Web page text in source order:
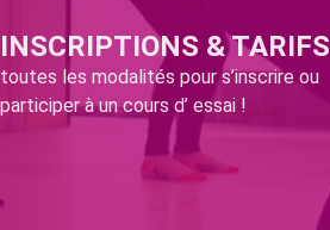
INSCRIPTIONS & TARIFS
toutes les modalités pour s’inscrire ou
participer à un cours d’ essai !